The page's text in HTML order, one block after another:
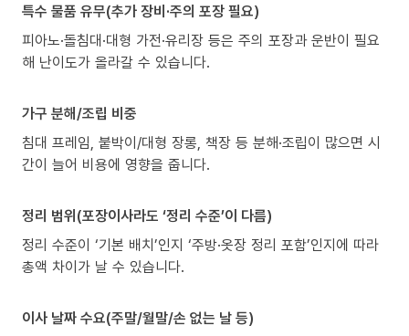
특수 물품 유무(추가 장비·주의 포장 필요)
피아노·돌침대·대형 가전·유리장 등은 주의 포장과 운반이 필요
해 난이도가 올라갈 수 있습니다.
가구 분해/조립 비중
침대 프레임, 붙박이/대형 장롱, 책장 등 분해·조립이 많으면 시
간이 늘어 비용에 영향을 줍니다.
정리 범위(포장이사라도 ‘정리 수준’이 다름)
정리 수준이 ‘기본 배치’인지 ‘주방·옷장 정리 포함’인지에 따라
총액 차이가 날 수 있습니다.
이사 날짜 수요(주말/월말/손 없는 날 등)